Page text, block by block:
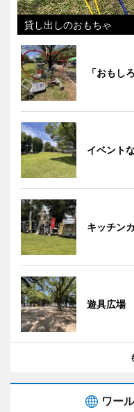
貸し出しのおもちゃ
「おもし
イベント
キッチン
遊具広場
ワー